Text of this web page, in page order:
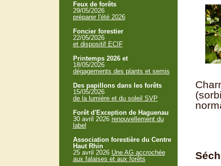
Feux de forêts
29/05/2026
préparer l'été 2026
Foncier forestier
22/05/2026
et dispositif ECIF
Printemps 2026 et
18/05/2026
dégagements des plants et semis
Des papillons dans les forêts
15/05/2026
de la lumière et du soleil SVP
Forêt d'Exception de Haguenau
30 avril 2026 renouvellement du
label
Association forestière du Centre
Haut Rhin
25 avril 2026 Une AG accrochée
aux falaises et aux forêts